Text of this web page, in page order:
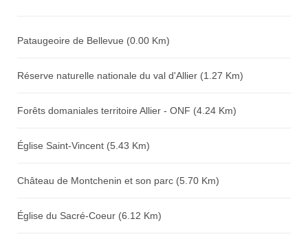
Pataugeoire de Bellevue (0.00 Km)
Réserve naturelle nationale du val d'Allier (1.27 Km)
Forêts domaniales territoire Allier - ONF (4.24 Km)
Église Saint-Vincent (5.43 Km)
Château de Montchenin et son parc (5.70 Km)
Église du Sacré-Coeur (6.12 Km)